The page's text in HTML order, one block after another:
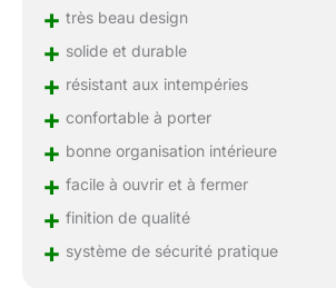
+ très beau design
+ solide et durable
+ résistant aux intempéries
+ confortable à porter
+ bonne organisation intérieure
+ facile à ouvrir et à fermer
+ finition de qualité
+ système de sécurité pratique